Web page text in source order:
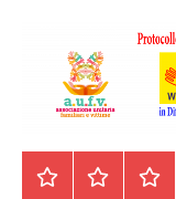
contenuto
A.I.F.V.S.
difesa
HomepageSegnalazioni
Nord